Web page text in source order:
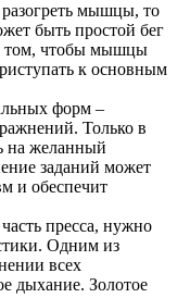
мышцы, то
быть простой бег
том, чтобы мышцы
к основным
форм –
Только в
на желанный
заданий может
и обеспечит
пресса, нужно
Одним из
всех
дыхание. Золотое